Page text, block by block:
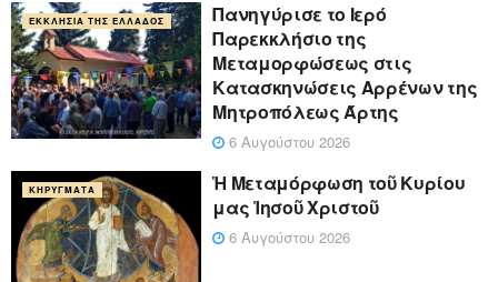
ΕΚΚΛΗΣΊΑ ΤΗΣ ΕΛΛΆΔΟΣ
Πανηγύρισε το Ιερό
Παρεκκλήσιο της
Μεταμορφώσεως στις
Κατασκηνώσεις Αρρένων της
Μητροπόλεως Άρτης
6 Αυγούστου 2026
ΚΗΡΎΓΜΑΤΑ
Ἡ Μεταμόρφωση τοῦ Κυρίου
μας Ἰησοῦ Χριστοῦ
6 Αυγούστου 2026